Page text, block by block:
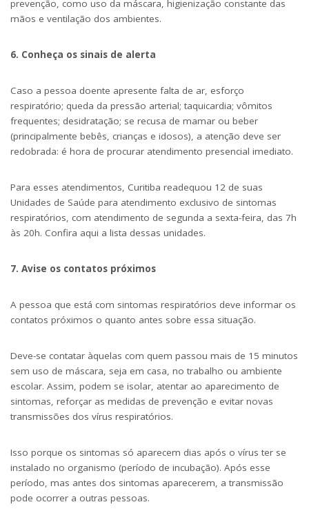
prevenção, como uso da máscara, higienização constante das
mãos e ventilação dos ambientes.
6. Conheça os sinais de alerta
Caso a pessoa doente apresente falta de ar, esforço
respiratório; queda da pressão arterial; taquicardia; vômitos
frequentes; desidratação; se recusa de mamar ou beber
(principalmente bebês, crianças e idosos), a atenção deve ser
redobrada: é hora de procurar atendimento presencial imediato.
Para esses atendimentos, Curitiba readequou 12 de suas
Unidades de Saúde para atendimento exclusivo de sintomas
respiratórios, com atendimento de segunda a sexta-feira, das 7h
às 20h. Confira aqui a lista dessas unidades.
7. Avise os contatos próximos
A pessoa que está com sintomas respiratórios deve informar os
contatos próximos o quanto antes sobre essa situação.
Deve-se contatar àquelas com quem passou mais de 15 minutos
sem uso de máscara, seja em casa, no trabalho ou ambiente
escolar. Assim, podem se isolar, atentar ao aparecimento de
sintomas, reforçar as medidas de prevenção e evitar novas
transmissões dos vírus respiratórios.
Isso porque os sintomas só aparecem dias após o vírus ter se
instalado no organismo (período de incubação). Após esse
período, mas antes dos sintomas aparecerem, a transmissão
pode ocorrer a outras pessoas.